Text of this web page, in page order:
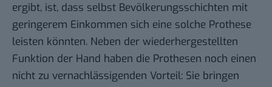
ergibt, ist, dass selbst Bevölkerungsschichten mit
geringerem Einkommen sich eine solche Prothese
leisten könnten. Neben der wiederhergestellten
Funktion der Hand haben die Prothesen noch einen
nicht zu vernachlässigenden Vorteil: Sie bringen